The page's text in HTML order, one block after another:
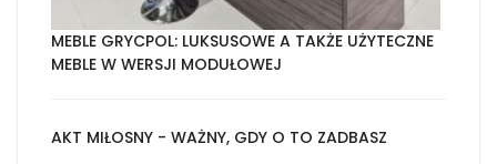
MEBLE GRYCPOL: LUKSUSOWE A TAKŻE UŻYTECZNE
MEBLE W WERSJI MODUŁOWEJ
AKT MIŁOSNY - WAŻNY, GDY O TO ZADBASZ